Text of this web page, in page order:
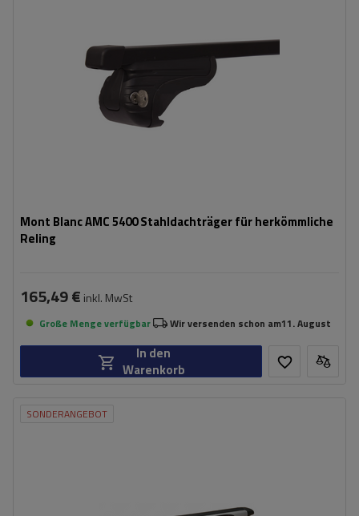
Mont Blanc AMC 5400 Stahldachträger für herkömmliche
Reling
165,49 € inkl. MwSt
Große Menge verfügbar Wir versenden schon am11. August
In den
Warenkorb
SONDERANGEBOT